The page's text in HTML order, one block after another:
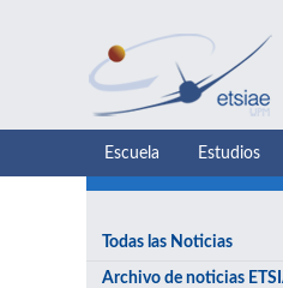
Escuela Estudios
Todas las Noticias
Archivo de noticias